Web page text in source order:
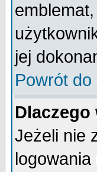
jej
Powrót do
Jeżeli nie